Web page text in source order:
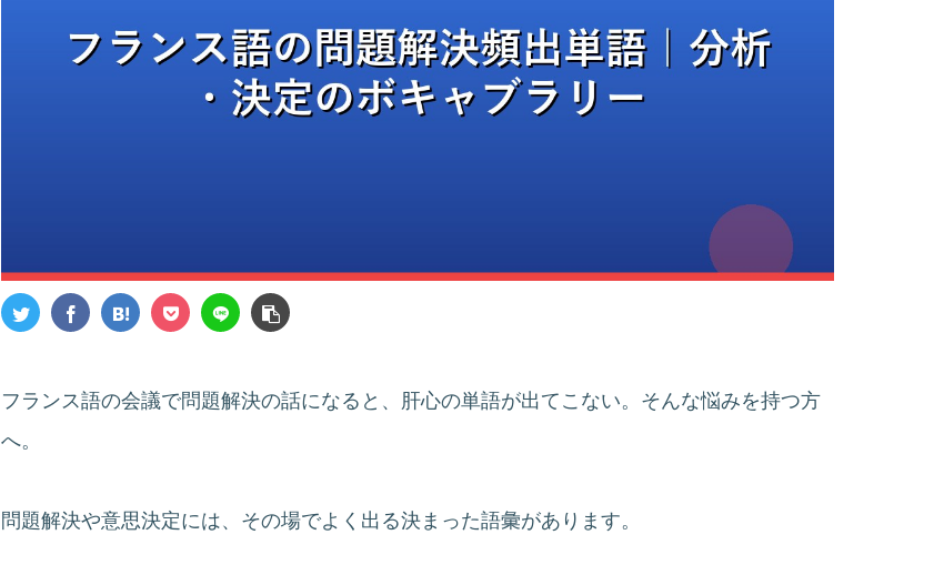
フランス語の会議で問題解決の話になると、肝心の単語が出てこない。そんな悩みを持つ方
へ。
問題解決や意思決定には、その場でよく出る決まった語彙があります。